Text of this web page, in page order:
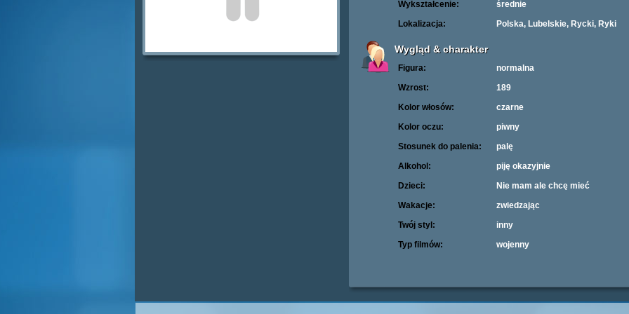
Wykształcenie:
średnie
Lokalizacja:
Polska, Lubelskie, Rycki, Ryki
Wygląd & charakter
Figura:
normalna
Wzrost:
189
Kolor włosów:
czarne
Kolor oczu:
piwny
Stosunek do palenia:
palę
Alkohol:
piję okazyjnie
Dzieci:
Nie mam ale chcę mieć
Wakacje:
zwiedzając
Twój styl:
inny
Typ filmów:
wojenny